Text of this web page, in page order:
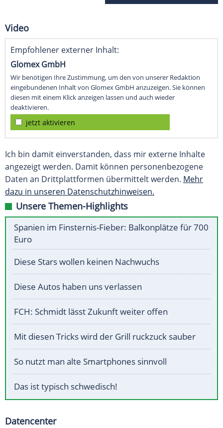
Video
Empfohlener externer Inhalt:
Glomex GmbH
Wir benötigen Ihre Zustimmung, um den von unserer Redaktion
eingebundenen Inhalt von Glomex GmbH anzuzeigen. Sie können
diesen mit einem Klick anzeigen lassen und auch wieder
deaktivieren.
jetzt aktivieren
Ich bin damit einverstanden, dass mir externe Inhalte
angezeigt werden. Damit können personenbezogene
Daten an Drittplattformen übermittelt werden. Mehr
dazu in unseren Datenschutzhinweisen.
Unsere Themen-Highlights
Spanien im Finsternis-Fieber: Balkonplätze für 700
Euro
Diese Stars wollen keinen Nachwuchs
Diese Autos haben uns verlassen
FCH: Schmidt lässt Zukunft weiter offen
Mit diesen Tricks wird der Grill ruckzuck sauber
So nutzt man alte Smartphones sinnvoll
Das ist typisch schwedisch!
Datencenter